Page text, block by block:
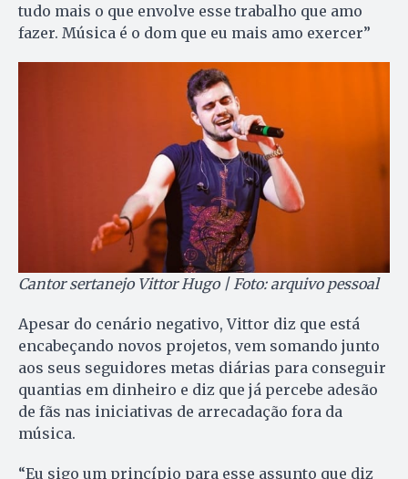
tudo mais o que envolve esse trabalho que amo
fazer. Música é o dom que eu mais amo exercer”
Cantor sertanejo Vittor Hugo | Foto: arquivo pessoal
Apesar do cenário negativo, Vittor diz que está
encabeçando novos projetos, vem somando junto
aos seus seguidores metas diárias para conseguir
quantias em dinheiro e diz que já percebe adesão
de fãs nas iniciativas de arrecadação fora da
música.
“Eu sigo um princípio para esse assunto que diz